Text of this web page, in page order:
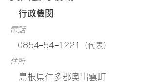
行政機関
電話
0854−54−1221（代表）
住所
島根県仁多郡奥出雲町